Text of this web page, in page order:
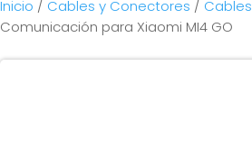
Inicio / Cables y Conectores / Cables
Comunicación para Xiaomi MI4 GO